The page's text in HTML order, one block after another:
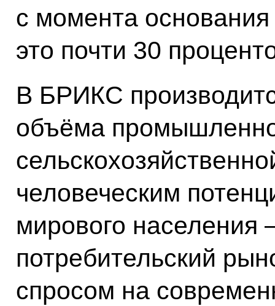
с момента
это почти 30
В БРИКС
объёма
человеческим
мирового населения
потребительский
спросом на